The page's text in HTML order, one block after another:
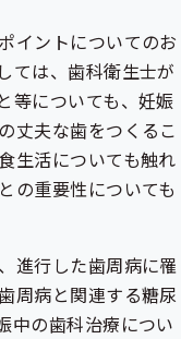
イントについてのお
ては、歯科衛生士が
等についても、妊娠
丈夫な歯をつくるこ
生活についても触れ
の重要性についても
進行した歯周病に罹
周病と関連する糖尿
中の歯科治療につい